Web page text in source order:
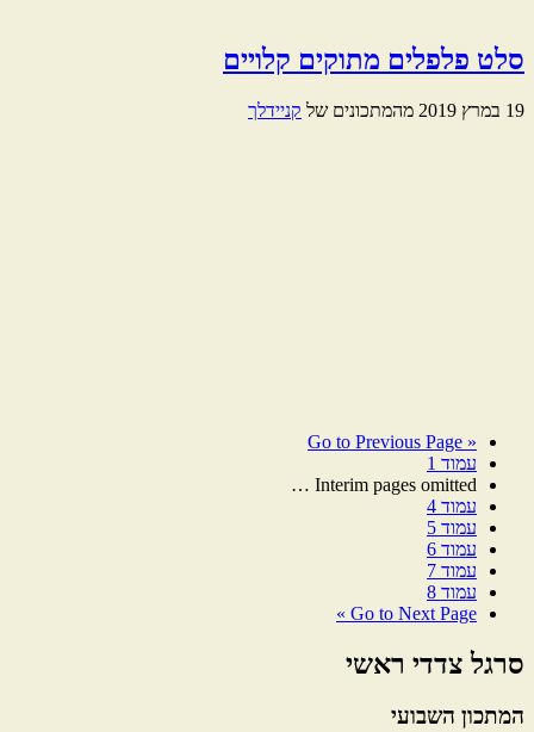
סלט פלפלים מתוקים קלויים
19 במרץ 2019 מהמתכונים של קניידלך
«
Go to Previous Page
עמוד
Interim pages omitted
…
עמוד
עמוד
עמוד
עמוד
עמוד
Go to Next Page »
סרגל צדדי ראשי
המתכון השבועי